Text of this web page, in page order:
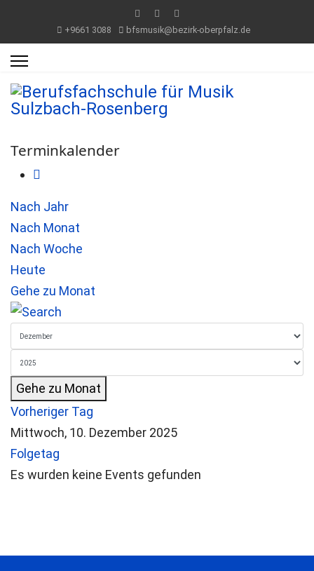
+9661 3088 bfsmusik@bezirk-oberpfalz.de
Terminkalender
Nach Jahr
Nach Monat
Nach Woche
Heute
Gehe zu Monat
Gehe zu Monat
Vorheriger Tag
Mittwoch, 10. Dezember 2025
Folgetag
Es wurden keine Events gefunden